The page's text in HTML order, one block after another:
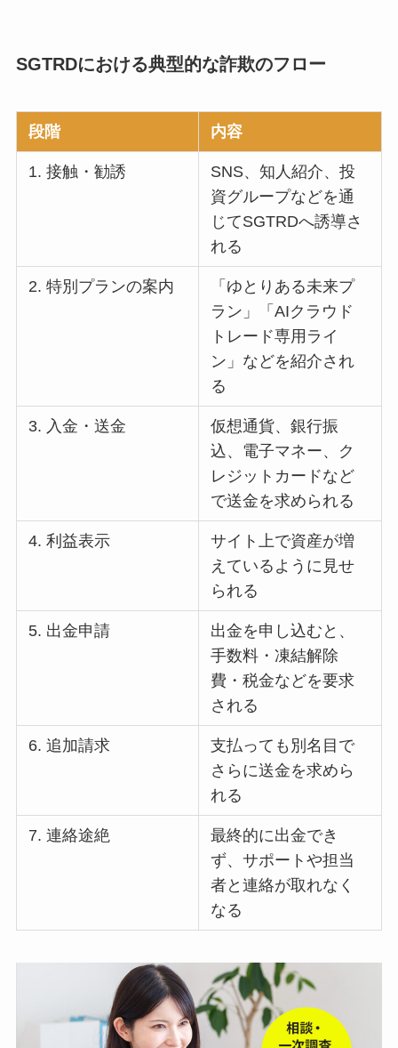
SGTRDにおける典型的な詐欺のフロー
段階 内容
1. 接触・勧誘
SNS、知人紹介、投
資グループなどを通
じてSGTRDへ誘導さ
れる
2. 特別プランの案内
「ゆとりある未来プ
ラン」「AIクラウド
トレード専用ライ
ン」などを紹介され
る
3. 入金・送金
仮想通貨、銀行振
込、電子マネー、ク
レジットカードなど
で送金を求められる
4. 利益表示
サイト上で資産が増
えているように見せ
られる
5. 出金申請
出金を申し込むと、
手数料・凍結解除
費・税金などを要求
される
6. 追加請求
支払っても別名目で
さらに送金を求めら
れる
7. 連絡途絶
最終的に出金でき
ず、サポートや担当
者と連絡が取れなく
なる